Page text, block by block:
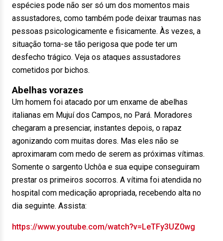
espécies pode não ser só um dos momentos mais
assustadores, como também pode deixar traumas nas
pessoas psicologicamente e fisicamente. Às vezes, a
situação torna-se tão perigosa que pode ter um
desfecho trágico. Veja os ataques assustadores
cometidos por bichos.
Abelhas vorazes
Um homem foi atacado por um enxame de abelhas
italianas em Mujuí dos Campos, no Pará. Moradores
chegaram a presenciar, instantes depois, o rapaz
agonizando com muitas dores. Mas eles não se
aproximaram com medo de serem as próximas vítimas.
Somente o sargento Uchôa e sua equipe conseguiram
prestar os primeiros socorros. A vítima foi atendida no
hospital com medicação apropriada, recebendo alta no
dia seguinte. Assista:
https://www.youtube.com/watch?v=LeTFy3UZ0wg